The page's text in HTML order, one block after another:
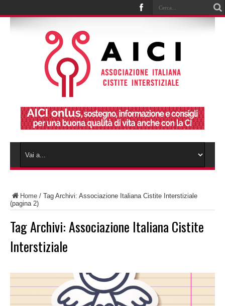
Home / Tag Archivi: Associazione Italiana Cistite Interstiziale
(pagina 2)
Tag Archivi:Associazione Italiana Cistite
Interstiziale